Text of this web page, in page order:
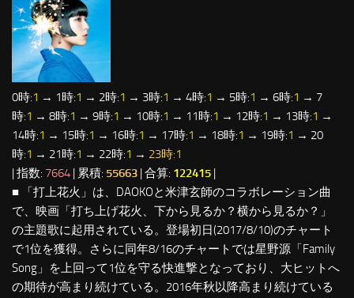
0時:1 → 1時:1 → 2時:1 → 3時:1 → 4時:1 → 5時:1 → 6時:1 → 7
時:1 → 8時:1 → 9時:1 → 10時:1 → 11時:1 → 12時:1 → 13時:1 →
14時:1 → 15時:1 → 16時:1 → 17時:1 → 18時:1 → 19時:1 → 20
時:1 → 21時:1 → 22時:1 → 23時:1
| 指数: 7664 | 累積: 55663 | 合算: 122415 |
■ 「打上花火」は、DAOKOと米津玄師のコラボレーション曲
で、映画「打ち上げ花火、下から見るか？横から見るか？」
の主題歌に起用されている。登場初日(2017/8/10)のチャート
で1位を獲得。さらに同年8/16のチャートでは星野源「Family
Song」を上回って1位を守る快進撃となっており、大ヒットへ
の期待が高まり続けている。2016年秋以降高まり続けている